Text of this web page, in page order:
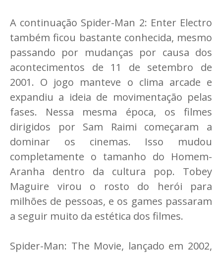
A continuação Spider-Man 2: Enter Electro
também ficou bastante conhecida, mesmo
passando por mudanças por causa dos
acontecimentos de 11 de setembro de
2001. O jogo manteve o clima arcade e
expandiu a ideia de movimentação pelas
fases. Nessa mesma época, os filmes
dirigidos por Sam Raimi começaram a
dominar os cinemas. Isso mudou
completamente o tamanho do Homem-
Aranha dentro da cultura pop. Tobey
Maguire virou o rosto do herói para
milhões de pessoas, e os games passaram
a seguir muito da estética dos filmes.
Spider-Man: The Movie, lançado em 2002,